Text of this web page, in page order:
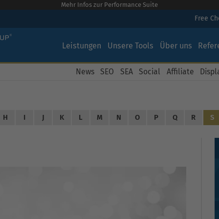
Mehr Infos zur Performance Suite
Free
Leistungen Unsere Tools Über uns
News SEO SEA Social Affiliate
H I J K L M N O P Q R S